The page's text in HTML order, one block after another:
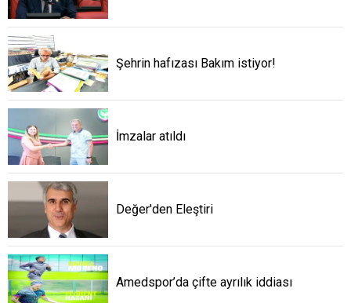
Şehrin hafızası Bakım istiyor!
İmzalar atıldı
Değer'den Eleştiri
Amedspor’da çifte ayrılık iddiası